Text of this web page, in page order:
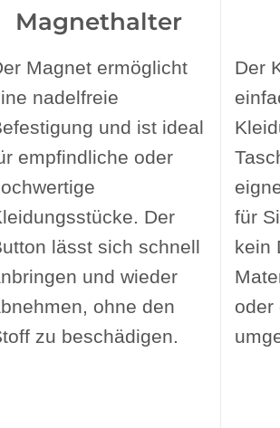
Magnethalter
Magnet ermöglicht
nadelfreie
und ist ideal
empfindliche oder
Der
lässt sich schnell
und wieder
ohne den
zu beschädigen.
Der
für
kein
oder